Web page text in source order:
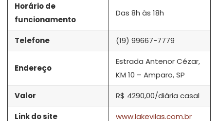
Horário de
funcionamento
Das 8h às 18h
Telefone (19) 99667-7779
Endereço
Estrada Antenor Cézar,
KM 10 – Amparo, SP
Valor R$ 4290,00/diária casal
Link do site www.lakevilas.com.br